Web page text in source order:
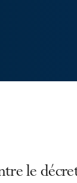
le